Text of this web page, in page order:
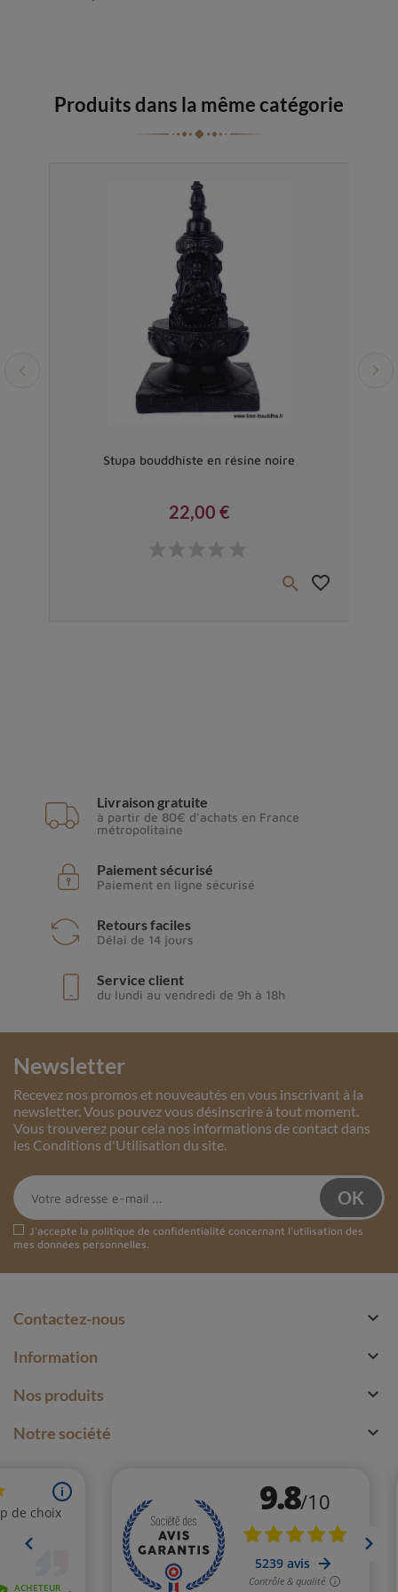
Produits dans la même catégorie
Stupa bouddhiste en résine noire
22,00 €
 favorite_border
Livraison gratuite
à partir de 80€ d'achats en France
métropolitaine
Paiement sécurisé
Paiement en ligne sécurisé
Retours faciles
Délai de 14 jours
Service client
du lundi au vendredi de 9h à 18h
Newsletter
Recevez nos promos et nouveautés en vous inscrivant à la
newsletter. Vous pouvez vous désinscrire à tout moment.
Vous trouverez pour cela nos informations de contact dans
les Conditions d'Utilisation du site.
J'accepte la politique de confidentialité concernant l'utilisation des
mes données personnelles.
Contactez-nous 
Information 
Nos produits 
Notre société 